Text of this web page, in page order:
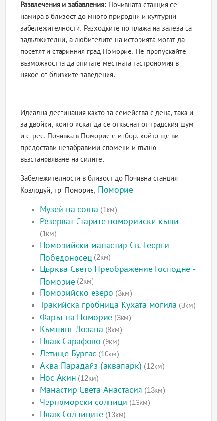
Развлечения и забавления: Почивната станция се
намира в близост до много природни и културни
забележителности. Разходките по плажа на залеза са
задължителни, а любителите на историята могат да
посетят и старинния град Поморие. Не пропускайте
възможността да опитате местната гастрономия в
някое от близките заведения.
Идеална дестинация както за семейства с деца, така и
за двойки, които искат да се откъснат от градския шум
и стрес. Почивка в Поморие е избор, който ще ви
предостави незабравими спомени и пълно
възстановяване на силите.
Забележителности в близост до Почивна станция
Козлодуй, гр. Поморие, Поморие
Музей на солта (1км)
Резерват Старите поморийски къщи
(1км)
Поморийски манастир Св. Георги
Победоносец (2км)
Църква Свето Преображение Господне -
Поморие (2км)
Поморийско езеро (3км)
Тракийска гробница Кухата могила (3км)
Фарът на Поморие (3км)
Къмпинг Лозана (8км)
Плаж Сарафово (9км)
Летище Бургас (10км)
Аква Парадайз (аквапарк) (12км)
Нос Акин (12км)
Манастир Света Анастасия (13км)
Черноморски солници (13км)
Плаж Солниците (13км)